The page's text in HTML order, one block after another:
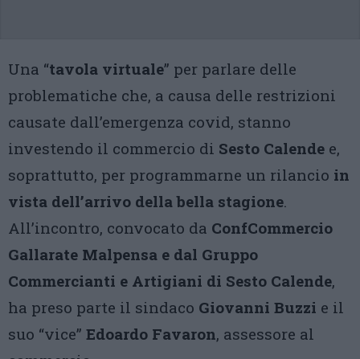
Una “tavola virtuale” per parlare delle
problematiche che, a causa delle restrizioni
causate dall’emergenza covid, stanno
investendo il commercio di Sesto Calende e,
soprattutto, per programmarne un rilancio in
vista dell’arrivo della bella stagione.
All’incontro, convocato da ConfCommercio
Gallarate Malpensa e dal Gruppo
Commercianti e Artigiani di Sesto Calende,
ha preso parte il sindaco Giovanni Buzzi e il
suo “vice” Edoardo Favaron, assessore al